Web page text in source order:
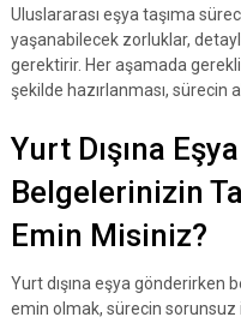
Uluslararası eşya taşıma
yaşanabilecek zorluklar,
gerektirir. Her aşamada
şekilde hazırlanması, sürecin
Yurt Dışına
Belgelerinizin
Emin Misiniz?
Yurt dışına eşya gönderirken
emin olmak, sürecin